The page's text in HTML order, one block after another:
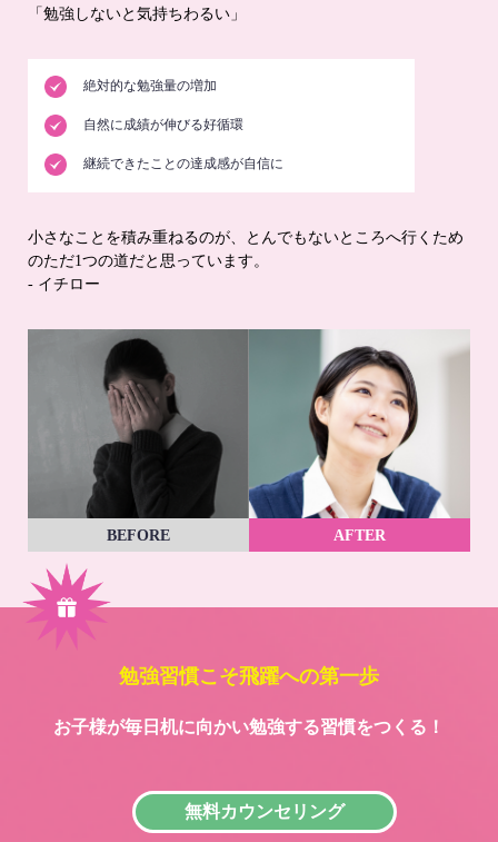
「勉強しないと気持ちわるい」
絶対的な勉強量の増加
自然に成績が伸びる好循環
継続できたことの達成感が自信に
小さなことを積み重ねるのが、とんでもないところへ行くため
のただ1つの道だと思っています。
- イチロー
BEFORE AFTER
勉強習慣こそ飛躍への第一歩
お子様が毎日机に向かい勉強する習慣をつくる！
無料カウンセリング